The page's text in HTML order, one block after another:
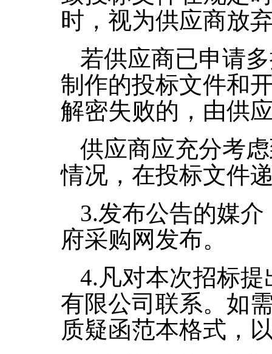
时，视为供应商放
若供应商已申请
制作的投标文件和
解密失败的，由供
供应商应充分考
情况，在投标文件
3.发布公告的媒
府采购网发布。
4.凡对本次招标
有限公司联系。如
质疑函范本格式，